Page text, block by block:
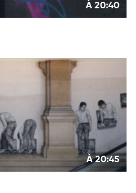
À 20:40
À 20:45